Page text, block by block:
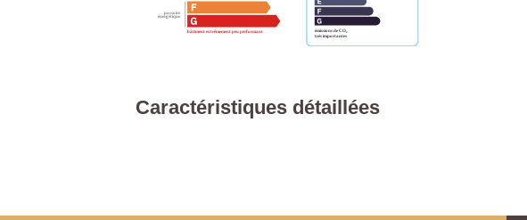
Caractéristiques détaillées